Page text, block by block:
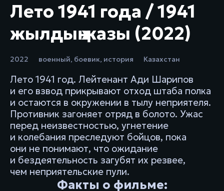
Лето 1941 года / 1941
жылдың жазы (2022)
2022 военный, боевик, история Казахстан
Лето 1941 год. Лейтенант Ади Шарипов
и его взвод прикрывают отход штаба полка
и остаются в окружении в тылу неприятеля.
Противник загоняет отряд в болото. Ужас
перед неизвестностью, угнетение
и колебания преследуют бойцов, пока
они не понимают, что ожидание
и бездеятельность загубят их резвее,
чем неприятельские пули.
Факты о фильме: